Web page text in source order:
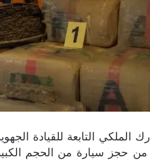
الملكي التابعة للقيادة
من حجز سيارة من الحجم